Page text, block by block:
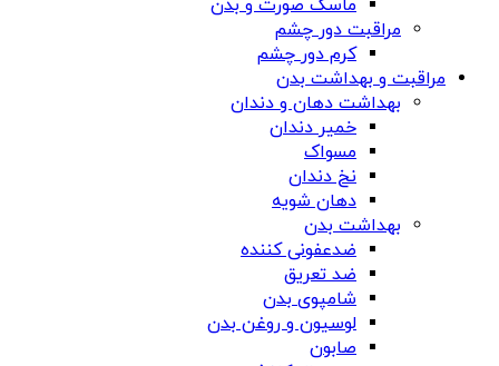
ماسک صورت و بدن
مراقبت دور چشم
کرم دور چشم
مراقبت و بهداشت بدن
بهداشت دهان و دندان
خمیر دندان
مسواک
نخ دندان
دهان شویه
بهداشت بدن
ضدعفونی کننده
ضد تعریق
شامپوی بدن
لوسیون و روغن بدن
صابون